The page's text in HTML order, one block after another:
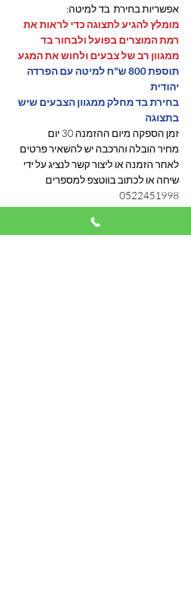
אפשריות בחירת בד למיטה:
מומלץ להגיע לתצוגה כדי לראות את
רמת המוצרים בפועל ולבחור בד
ממגוון רב של צבעים ולחוש את המגע
תוספת 800 ש"ח למיטה עם הפרדה
יהודית
בחירת בד מחלק ממגוון הצבעים שיש
בתצוגה
זמן הספקה מיום ההזמנה 30 יום
מחיר הובלה והרכבה יש להשאיר פרטים
לאחר הזמנה או ליצור קשר לנציג על ידי
שיחה או לכתוב בווטצפ למספרים
0522451998
0544495095